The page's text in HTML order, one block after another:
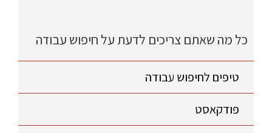
כל מה שאתם צריכים לדעת על חיפוש עבודה
טיפים לחיפוש עבודה
פודקאסט